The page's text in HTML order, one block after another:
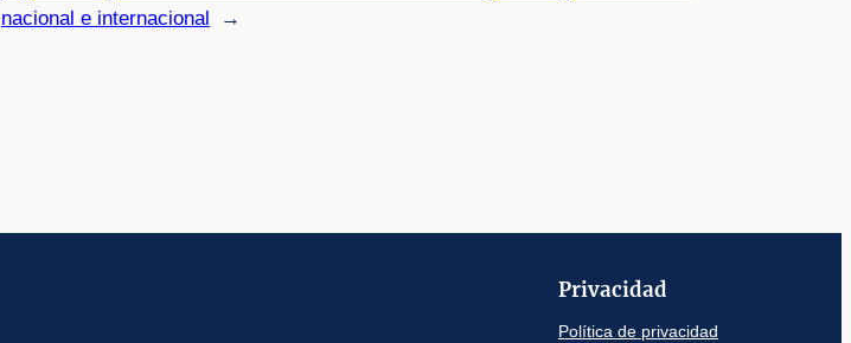
nacional e internacional
→
Privacidad
Política de privacidad